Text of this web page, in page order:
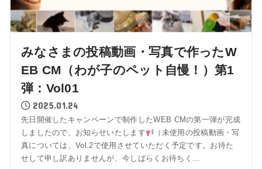
みなさまの投稿動画・写真で作ったW
EB CM（わが子のペット自慢！）第1
弾：Vol01
2025.01.24
先日開催したキャンペーンで制作したWEB CMの第一弾が完成
しましたので、お知らせいたします
（未使用の投稿動画・写
真については、Vol.2で使用させていただく予定です。お待た
せして申し訳ありませんが、今しばらくお待ちく...